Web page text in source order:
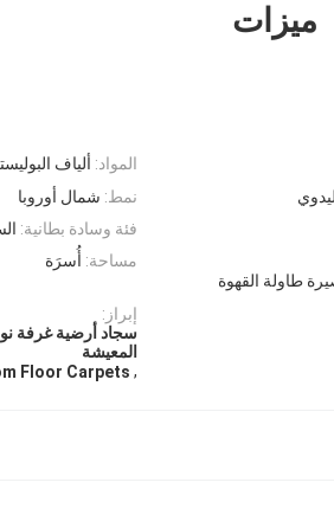
ميزات
المواد: ألياف
نمط: شمال أوروبا
فئة وسادة بطانية:
مساحة: أُسرَة
طاولة القهوة
إبراز:
سجاد أرضية غرفة
المعيشة
,
Floor Carpets